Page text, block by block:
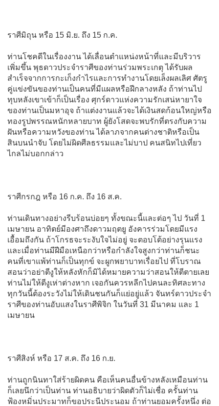
ราศีมิถุน หรือ 15 มิ.ย. ถึง 15 ก.ค.
ท่านโชคดีในเรื่องงาน ได้เลื่อนตำแหน่งหน้าที่และมีบริวาร
เพิ่มขึ้น พุธดาวประจำราศีของท่านร่วมพระเกตุ ได้รับผล
สำเร็จจากการกะเก็งกำไรและการทำงานโดยเล็งผลเลิศ ศัตรู
คู่แข่งขันของท่านเป็นคนที่มีแผลหรือฝีกลางหลัง ถ้าท่านไป
ทุบหลังเขาเข้าก็เป็นเรื่อง ศุกร์ดาวแห่งความรักเสน่หายาใจ
ของท่านเป็นมหาอุจ ถ้าแต่งงานแล้วจะได้เงินสดก้อนใหญ่หรือ
ทองรูปพรรณหนักหลายบาท ผู้ยังโสดจะพบรักที่ตรงกับความ
ฝันหรือความหวังของท่าน ได้ลาภจากคนต่างชาติหรือเป็น
สินบนนำจับ โดยไม่ผิดศีลธรรมและไม่บาป คนสนิทไปเที่ยว
ไกลไม่บอกกล่าว
ราศีกรกฎ หรือ 16 ก.ค. ถึง 16 ส.ค.
ท่านเดินทางอย่างรีบร้อนบ่อยๆ ทั้งขณะนี้และต่อๆ ไป วันที่ 1
เมษายน อาทิตย์มีองศาถึงดาวมฤตยู อังคารร่วมโดยมีแรง
เอื้อมถึงกัน ถ้าโกรธจะระงับใจไม่อยู่ จะตอบโต้อย่างรุนแรง
และเมื่อท่านมีฝีมือเหนือกว่าหรือกำลังใจสูงกว่าท่านก็ชนะ
คนที่เขาแพ้ท่านก็เป็นทุกข์ จะผูกพยาบาทเรื่อยไป ที่โบราณ
สอนว่าอย่าตีงูให้หลังหักก็มิได้หมายความว่าสอนให้ตีตายเลย
ท่านไม่ให้ตีงูเห่าต่างหาก เจอกันควรหลีกไปคนละทิศละทาง
ทุกวันนี้ต้องระวังไม่ให้เดินชนกันก็แย่อยู่แล้ว จันทร์ดาวประจำ
ราศีของท่านอับแสงในราศีพิจิก ในวันที่ 31 มีนาคม และ 1
เมษายน
ราศีสิงห์ หรือ 17 ส.ค. ถึง 16 ก.ย.
ท่านถูกนินทาใส่ร้ายผิดคน คือเห็นคนอื่นข้างหลังเหมือนท่าน
ก็เลยนึกว่าเป็นท่าน ท่านอธิบายว่าผิดตัวก็ไม่เชื่อ ครั้นท่าน
ฟ้องหมิ่นประมาทก็ขอประนีประนอม ถ้าท่านยอมครั้งหนึ่ง ต่อ